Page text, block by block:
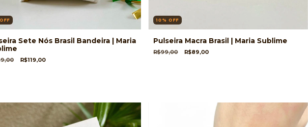
OFF
Sete Nós Brasil Bandeira | Maria
R$119,00
10% OFF
Pulseira Macra Brasil | Maria Sublime
R$99,00 R$89,00